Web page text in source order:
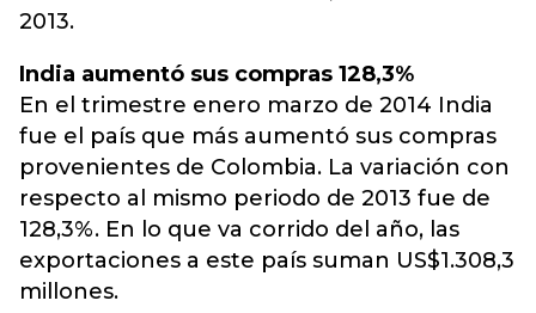
2013.
India aumentó sus compras 128,3%
En el trimestre enero marzo de 2014 India
fue el país que más aumentó sus compras
provenientes de Colombia. La variación con
respecto al mismo periodo de 2013 fue de
128,3%. En lo que va corrido del año, las
exportaciones a este país suman US$1.308,3
millones.